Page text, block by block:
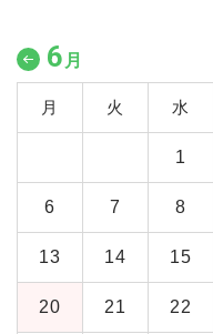
6 月
月 火 水
1
6 7 8
13 14 15
20 21 22